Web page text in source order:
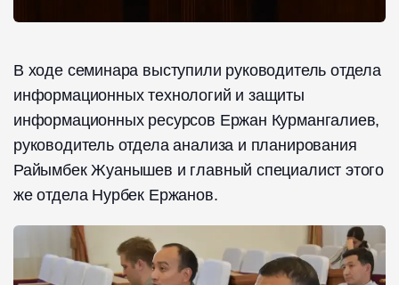
В ходе семинара выступили руководитель отдела
информационных технологий и защиты
информационных ресурсов Ержан Курмангалиев,
руководитель отдела анализа и планирования
Райымбек Жуанышев и главный специалист этого
же отдела Нурбек Ержанов.